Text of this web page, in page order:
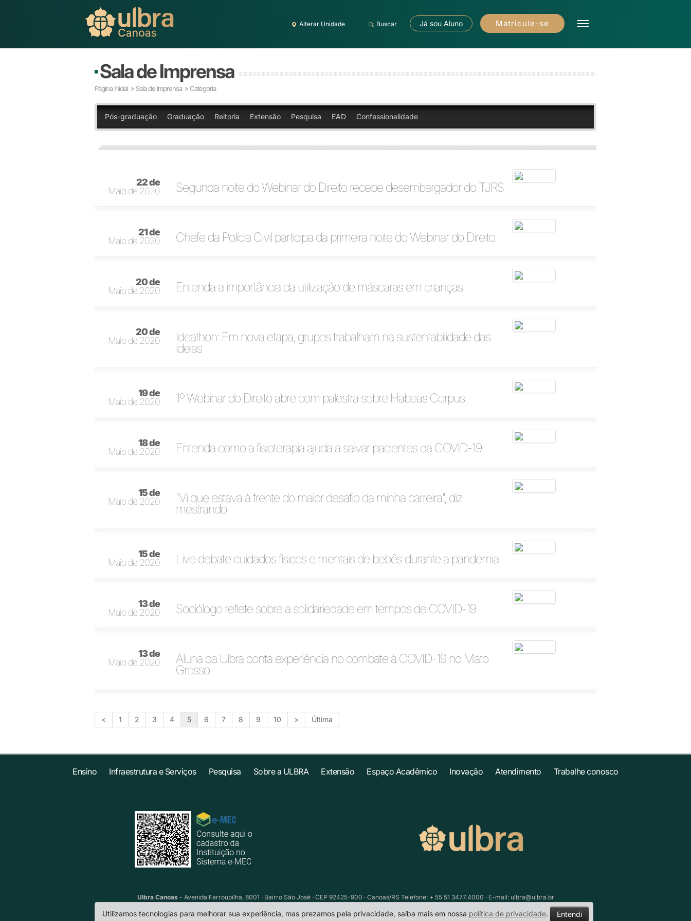
Alterar Unidade Buscar Já sou Aluno Matricule-se
Sala de Imprensa
Página Inicial » Sala de Imprensa » Categoria
Pós-graduação Graduação Reitoria Extensão Pesquisa EAD Confessionalidade
22 de
Maio de 2020
Segunda noite do Webinar do Direito recebe desembargador do TJRS
21 de
Maio de 2020
Chefe da Polícia Civil participa da primeira noite do Webinar do Direito
20 de
Maio de 2020
Entenda a importância da utilização de máscaras em crianças
20 de
Maio de 2020
Ideathon: Em nova etapa, grupos trabalham na sustentabilidade das
ideias
19 de
Maio de 2020
1º Webinar do Direito abre com palestra sobre Habeas Corpus
18 de
Maio de 2020
Entenda como a fisioterapia ajuda a salvar pacientes da COVID-19
15 de
Maio de 2020
"Vi que estava à frente do maior desafio da minha carreira", diz
mestrando
15 de
Maio de 2020
Live debate cuidados físicos e mentais de bebês durante a pandemia
13 de
Maio de 2020
Sociólogo reflete sobre a solidariedade em tempos de COVID-19
13 de
Maio de 2020
Aluna da Ulbra conta experiência no combate à COVID-19 no Mato
Grosso
< 1 2 3 4 5 6 7 8 9 10 > Última
Ensino Infraestrutura e Serviços Pesquisa Sobre a ULBRA Extensão Espaço Acadêmico Inovação Atendimento Trabalhe conosco
Ulbra Canoas- Avenida Farroupilha, 8001 · Bairro São José · CEP 92425-900 · Canoas/RS Telefone: + 55 51 3477.4000 · E-mail: ulbra@ulbra.br
Utilizamos tecnologias para melhorar sua experiência, mas prezamos pela privacidade, saiba mais em nossa política de privacidade. Entendi